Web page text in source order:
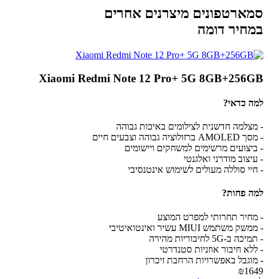
סמארטפונים מיצרנים אחרים
במחיר דומה
Xiaomi Redmi Note 12 Pro+ 5G 8GB+256GB
למה כדאי?
- מצלמה חדשנית לצילומים באיכות גבוהה
- מסך AMOLED ברזולוציה גבוהה וצבעים חיים
- ביצועים מרשימים למשחקים ויישומים
- עיצוב מודרני ואלגנטי
- חיי סוללה מעולים לשימוש אינטנסיבי
למה פחות?
- מחיר תחרותי למפרט המוצע
- ממשק משתמש MIUI עשיר ואינטואיטיבי
- תמיכה ב-5G לחיבוריות מהירה
- ללא חיבור אוזניות סטנדרטי
- מוגבל באפשרויות הרחבת זיכרון
₪1649